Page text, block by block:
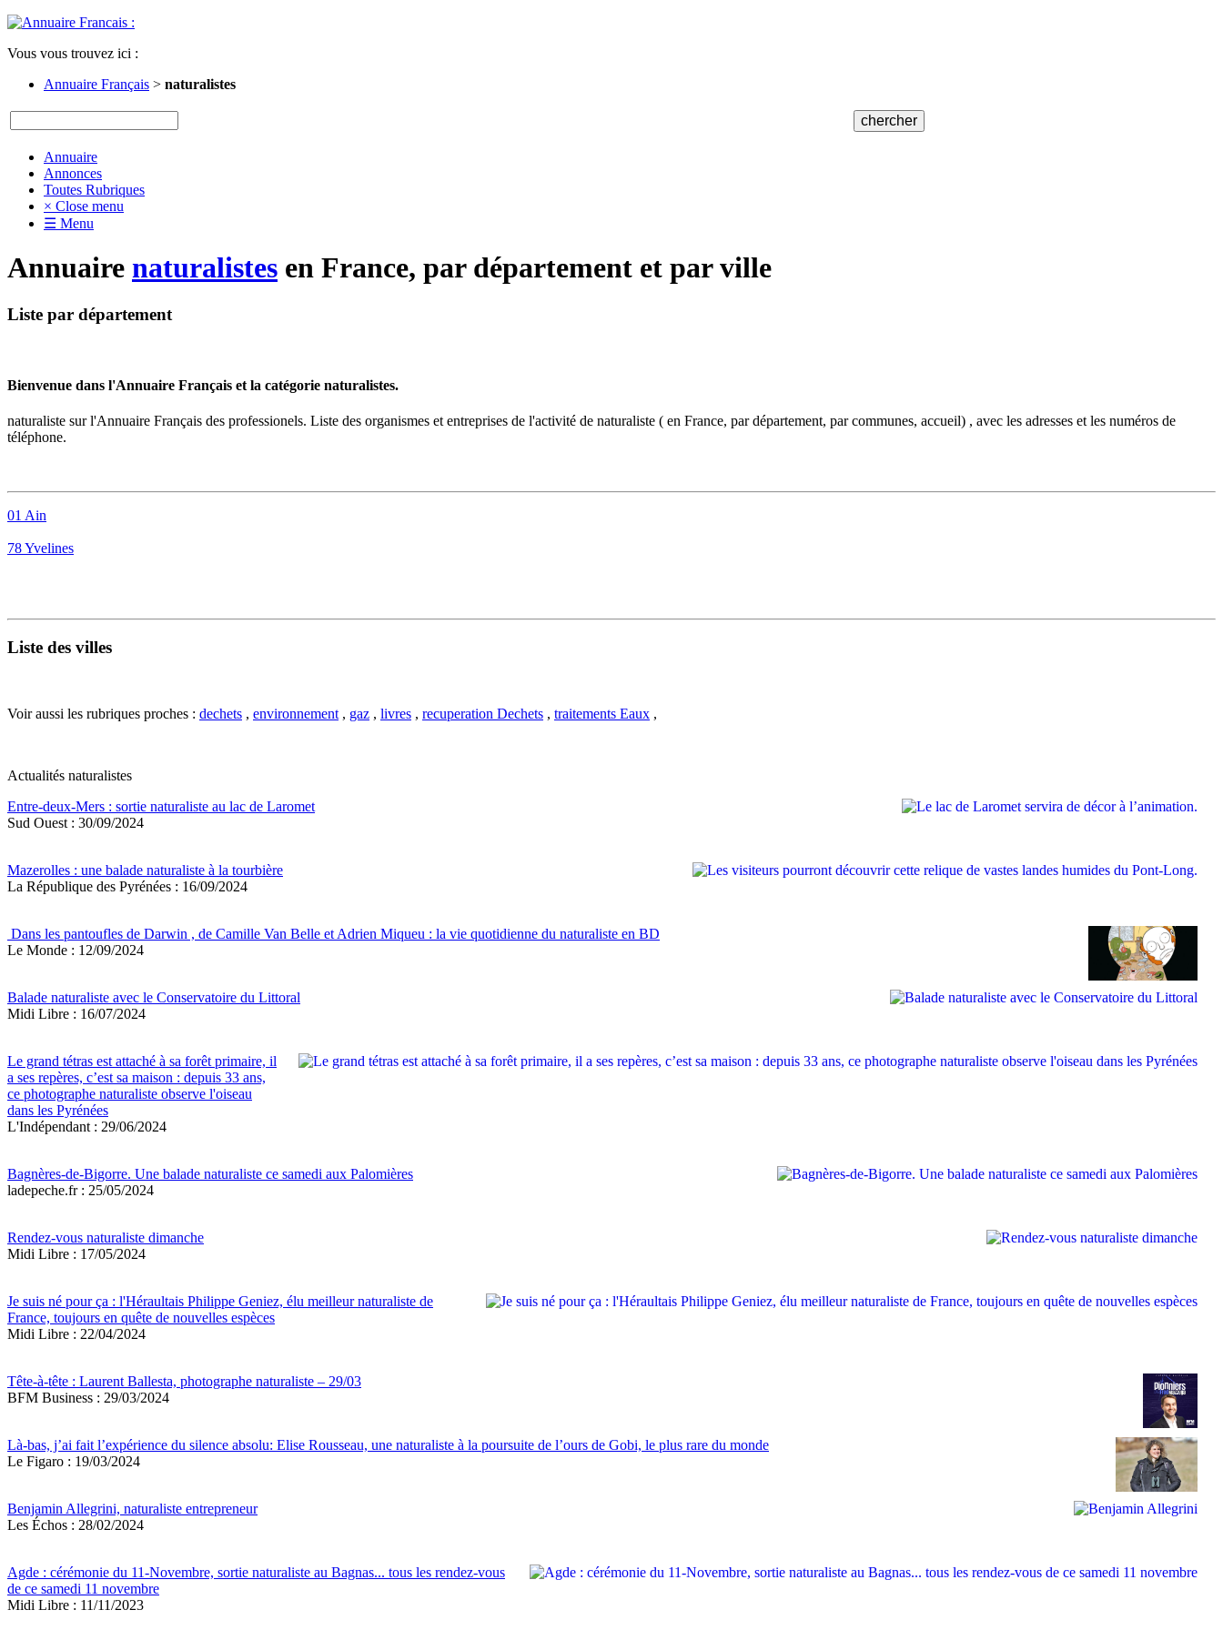
Vous vous trouvez ici :
Annuaire Français > naturalistes
Annuaire
Annonces
Toutes Rubriques
× Close menu
☰ Menu
Annuaire naturalistes en France, par département et par ville
Liste par département
Bienvenue dans l'Annuaire Français et la catégorie naturalistes.
naturaliste sur l'Annuaire Français des professionels. Liste des organismes et entreprises de l'activité de naturaliste ( en France, par département, par communes, accueil) , avec les adresses et les numéros de
téléphone.
01 Ain
78 Yvelines
Liste des villes
Voir aussi les rubriques proches : dechets , environnement , gaz , livres , recuperation Dechets , traitements Eaux ,
Actualités naturalistes
Entre-deux-Mers : sortie naturaliste au lac de Laromet
Sud Ouest : 30/09/2024
Mazerolles : une balade naturaliste à la tourbière
La République des Pyrénées : 16/09/2024
Dans les pantoufles de Darwin , de Camille Van Belle et Adrien Miqueu : la vie quotidienne du naturaliste en BD
Le Monde : 12/09/2024
Balade naturaliste avec le Conservatoire du Littoral
Midi Libre : 16/07/2024
Le grand tétras est attaché à sa forêt primaire, il
a ses repères, c’est sa maison : depuis 33 ans,
ce photographe naturaliste observe l'oiseau
dans les Pyrénées
L'Indépendant : 29/06/2024
Bagnères-de-Bigorre. Une balade naturaliste ce samedi aux Palomières
ladepeche.fr : 25/05/2024
Rendez-vous naturaliste dimanche
Midi Libre : 17/05/2024
Je suis né pour ça : l'Héraultais Philippe Geniez, élu meilleur naturaliste de
France, toujours en quête de nouvelles espèces
Midi Libre : 22/04/2024
Tête-à-tête : Laurent Ballesta, photographe naturaliste – 29/03
BFM Business : 29/03/2024
Là-bas, j’ai fait l’expérience du silence absolu: Elise Rousseau, une naturaliste à la poursuite de l’ours de Gobi, le plus rare du monde
Le Figaro : 19/03/2024
Benjamin Allegrini, naturaliste entrepreneur
Les Échos : 28/02/2024
Agde : cérémonie du 11-Novembre, sortie naturaliste au Bagnas... tous les rendez-vous
de ce samedi 11 novembre
Midi Libre : 11/11/2023